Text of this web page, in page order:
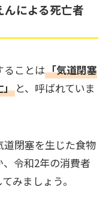
による死亡者
ることは「気道閉塞
」と、呼ばれていま
閉塞を生じた食物
令和2年の消費者
みましょう。